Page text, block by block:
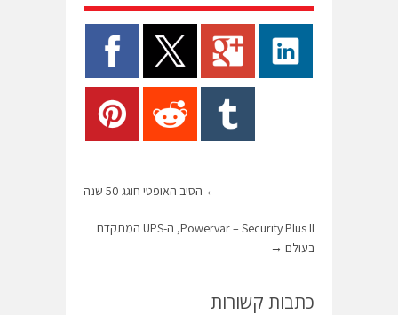
← הסיב האופטי חוגג 50 שנה
Powervar – Security Plus II, ה-UPS המתקדם
בעולם →
כתבות קשורות